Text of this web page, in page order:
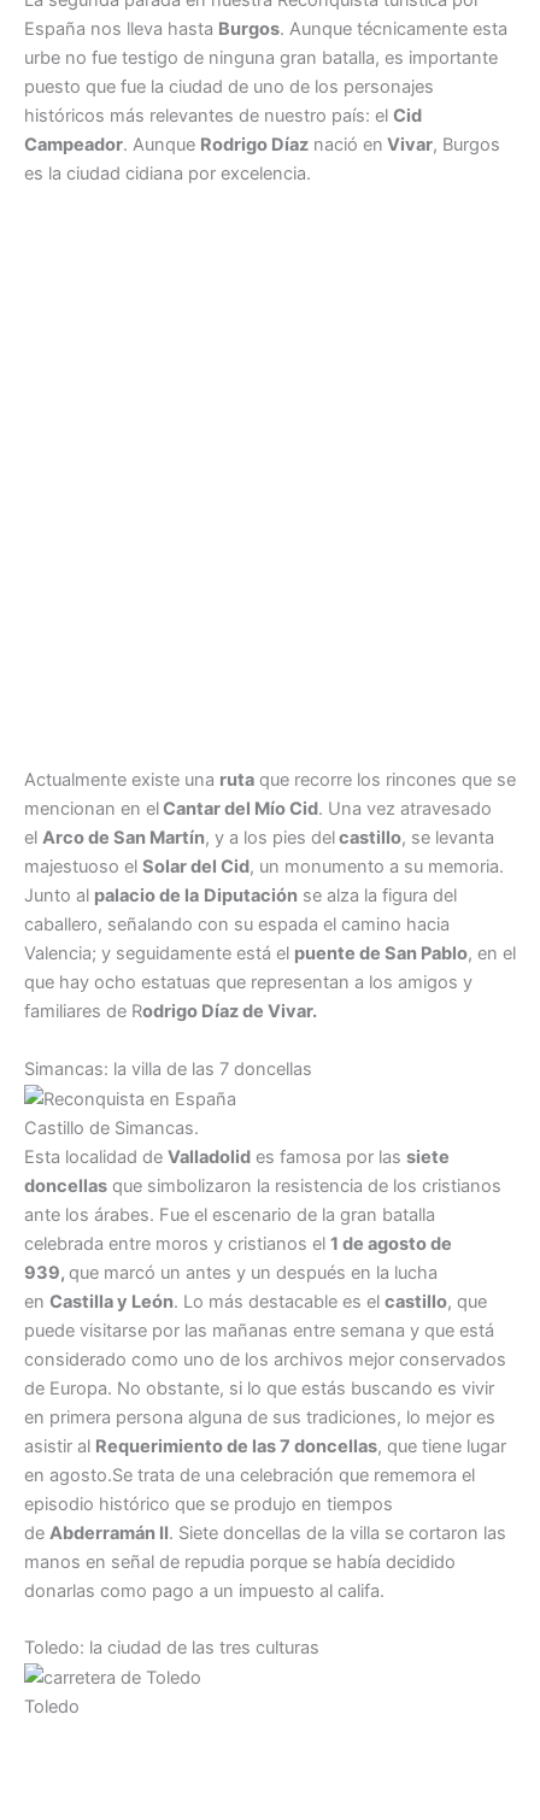
España nos lleva hasta Burgos. Aunque técnicamente esta
urbe no fue testigo de ninguna gran batalla, es importante
puesto que fue la ciudad de uno de los personajes
históricos más relevantes de nuestro país: el Cid
Campeador. Aunque Rodrigo Díaz nació en Vivar, Burgos
es la ciudad cidiana por excelencia.
Actualmente existe una ruta que recorre los rincones que se
mencionan en elCantar del Mío Cid. Una vez atravesado
el Arco de San Martín, y a los pies delcastillo, se levanta
majestuoso el Solar del Cid, un monumento a su memoria.
Junto al palacio de la Diputación se alza la figura del
caballero, señalando con su espada el camino hacia
Valencia; y seguidamente está el puente de San Pablo, en el
que hay ocho estatuas que representan a los amigos y
familiares de Rodrigo Díaz de Vivar.
Simancas: la villa de las 7 doncellas
Castillo de Simancas.
Esta localidad de Valladolid es famosa por las siete
doncellas que simbolizaron la resistencia de los cristianos
ante los árabes. Fue el escenario de la gran batalla
celebrada entre moros y cristianos el 1 de agosto de
939, que marcó un antes y un después en la lucha
en Castilla y León. Lo más destacable es el castillo, que
puede visitarse por las mañanas entre semana y que está
considerado como uno de los archivos mejor conservados
de Europa. No obstante, si lo que estás buscando es vivir
en primera persona alguna de sus tradiciones, lo mejor es
asistir al Requerimiento de las 7 doncellas, que tiene lugar
en agosto.Se trata de una celebración que rememora el
episodio histórico que se produjo en tiempos
de Abderramán II. Siete doncellas de la villa se cortaron las
manos en señal de repudia porque se había decidido
donarlas como pago a un impuesto al califa.
Toledo: la ciudad de las tres culturas
Toledo